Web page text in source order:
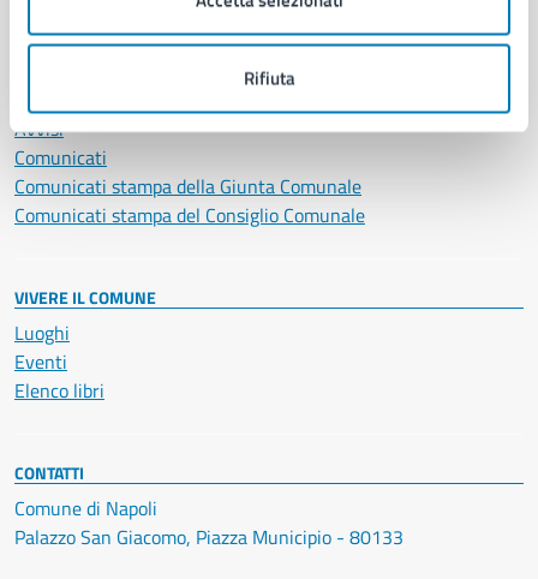
Rifiuta
Avvisi
Comunicati
Comunicati stampa della Giunta Comunale
Comunicati stampa del Consiglio Comunale
VIVERE IL COMUNE
Luoghi
Eventi
Elenco libri
CONTATTI
Comune di Napoli
Palazzo San Giacomo, Piazza Municipio - 80133